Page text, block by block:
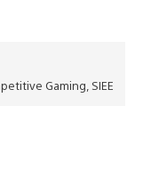
Gaming, SIEE